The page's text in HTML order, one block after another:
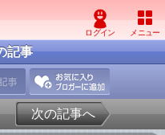
記事
次の記事へ